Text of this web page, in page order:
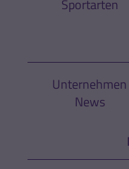
Sportarten
Unternehmen
News